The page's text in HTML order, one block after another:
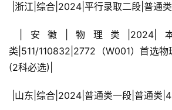
|浙江|综合|2024|平行录取二段|普通
类|511/110832|2772（W001）首选
(2科必选)|
|山东|综合|2024|普通类一段|普通类